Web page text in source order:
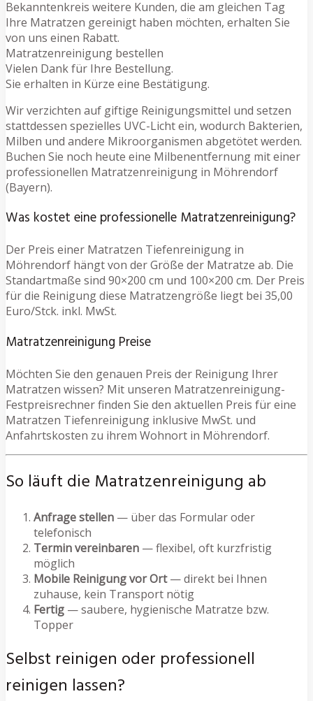
Bekanntenkreis weitere Kunden, die am gleichen Tag
Ihre Matratzen gereinigt haben möchten, erhalten Sie
von uns einen Rabatt.
Matratzenreinigung bestellen
Vielen Dank für Ihre Bestellung.
Sie erhalten in Kürze eine Bestätigung.
Wir verzichten auf giftige Reinigungsmittel und setzen
stattdessen spezielles UVC-Licht ein, wodurch Bakterien,
Milben und andere Mikroorganismen abgetötet werden.
Buchen Sie noch heute eine Milbenentfernung mit einer
professionellen Matratzenreinigung in Möhrendorf
(Bayern).
Was kostet eine professionelle Matratzenreinigung?
Der Preis einer Matratzen Tiefenreinigung in
Möhrendorf hängt von der Größe der Matratze ab. Die
Standartmaße sind 90×200 cm und 100×200 cm. Der Preis
für die Reinigung diese Matratzengröße liegt bei 35,00
Euro/Stck. inkl. MwSt.
Matratzenreinigung Preise
Möchten Sie den genauen Preis der Reinigung Ihrer
Matratzen wissen? Mit unseren Matratzenreinigung-
Festpreisrechner finden Sie den aktuellen Preis für eine
Matratzen Tiefenreinigung inklusive MwSt. und
Anfahrtskosten zu ihrem Wohnort in Möhrendorf.
So läuft die Matratzenreinigung ab
Anfrage stellen — über das Formular oder
telefonisch
Termin vereinbaren — flexibel, oft kurzfristig
möglich
Mobile Reinigung vor Ort— direkt bei Ihnen
zuhause, kein Transport nötig
Fertig — saubere, hygienische Matratze bzw.
Topper
Selbst reinigen oder professionell
reinigen lassen?